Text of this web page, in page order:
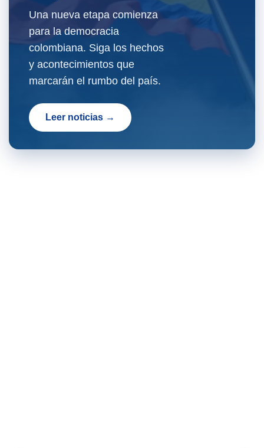
Una nueva etapa comienza
para la democracia
colombiana. Siga los hechos
y acontecimientos que
marcarán el rumbo del país.
Leer noticias →